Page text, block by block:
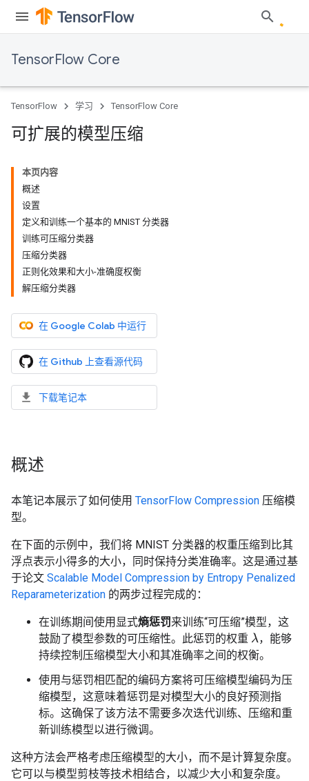
TensorFlow Core
TensorFlow 学习 TensorFlow Core
可扩展的模型压缩
本页内容
概述
设置
定义和训练一个基本的 MNIST 分类器
训练可压缩分类器
压缩分类器
正则化效果和大小-准确度权衡
解压缩分类器
在 Google Colab 中运行
在 Github 上查看源代码
下载笔记本
概述
本笔记本展示了如何使用 TensorFlow Compression 压缩模
型。
在下面的示例中，我们将 MNIST 分类器的权重压缩到比其
浮点表示小得多的大小，同时保持分类准确率。这是通过基
于论文 Scalable Model Compression by Entropy Penalized
Reparameterization 的两步过程完成的：
在训练期间使用显式熵惩罚来训练“可压缩”模型，这
鼓励了模型参数的可压缩性。此惩罚的权重 λ ，能够
持续控制压缩模型大小和其准确率之间的权衡。
使用与惩罚相匹配的编码方案将可压缩模型编码为压
缩模型，这意味着惩罚是对模型大小的良好预测指
标。这确保了该方法不需要多次迭代训练、压缩和重
新训练模型以进行微调。
这种方法会严格考虑压缩模型的大小，而不是计算复杂度。
它可以与模型剪枝等技术相结合，以减少大小和复杂度。